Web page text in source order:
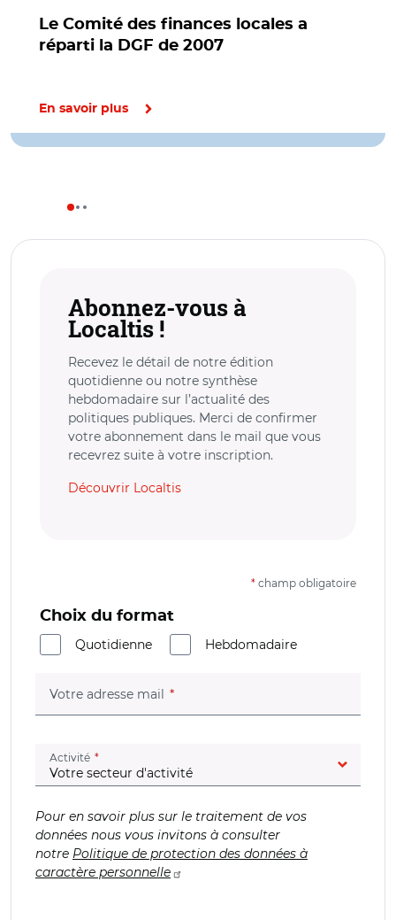
Le Comité des finances locales a
réparti la DGF de 2007
En savoir plus
Abonnez-vous à
Localtis !
Recevez le détail de notre édition
quotidienne ou notre synthèse
hebdomadaire sur l’actualité des
politiques publiques. Merci de confirmer
votre abonnement dans le mail que vous
recevrez suite à votre inscription.
Découvrir Localtis
* champ obligatoire
Choix du format
Quotidienne
Hebdomadaire
Votre adresse mail (champ obligatoire)
Activité (champ obligatoire)
Pour en savoir plus sur le traitement de vos
données nous vous invitons à consulter
notre Politique de protection des données à
caractère personnelle